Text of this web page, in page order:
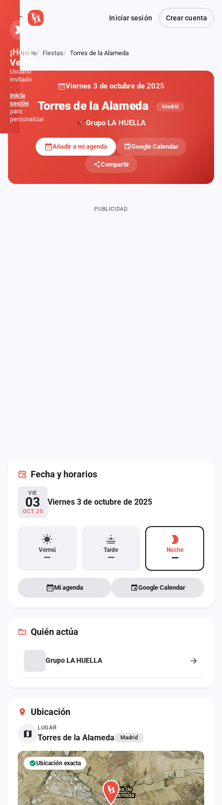
Iniciar sesión Crear cuenta
Atrás
Inicio Fiestas Torres de la Alameda
Viernes 3 de octubre de 2025
Torres de la Alameda Madrid
Grupo LA HUELLA
Añadir a mi agenda Google Calendar
Compartir
Ubicación
LUGAR
Torres de la Alameda Madrid
Ubicación exacta
PUBLICIDAD
Fecha y horarios
VIE
03
OCT 25
Viernes 3 de octubre de 2025
Vermú
—
Tarde
—
Noche
—
Mi agenda Google Calendar
Quién actúa
Grupo LA HUELLA
¡Hola,
Verbener@!
Usuario
invitado
·
Inicia
sesión
para
personalizar
Administración
Contacto